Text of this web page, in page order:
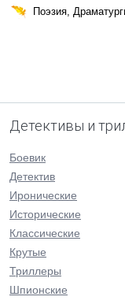
Поэзия,
Детективы и
Боевик
Детектив
Иронические
Исторические
Классические
Крутые
Триллеры
Шпионские